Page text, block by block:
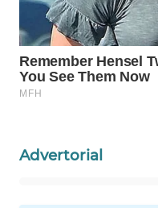
Advertorial
WAHANA
INFRASTRUKTUR
WAHANA
KONSUMEN
LISTRIK